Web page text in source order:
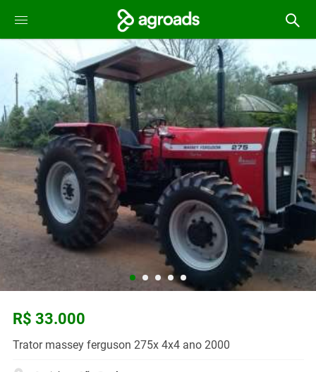
R$ 33.000
Trator massey ferguson 275x 4x4 ano 2000